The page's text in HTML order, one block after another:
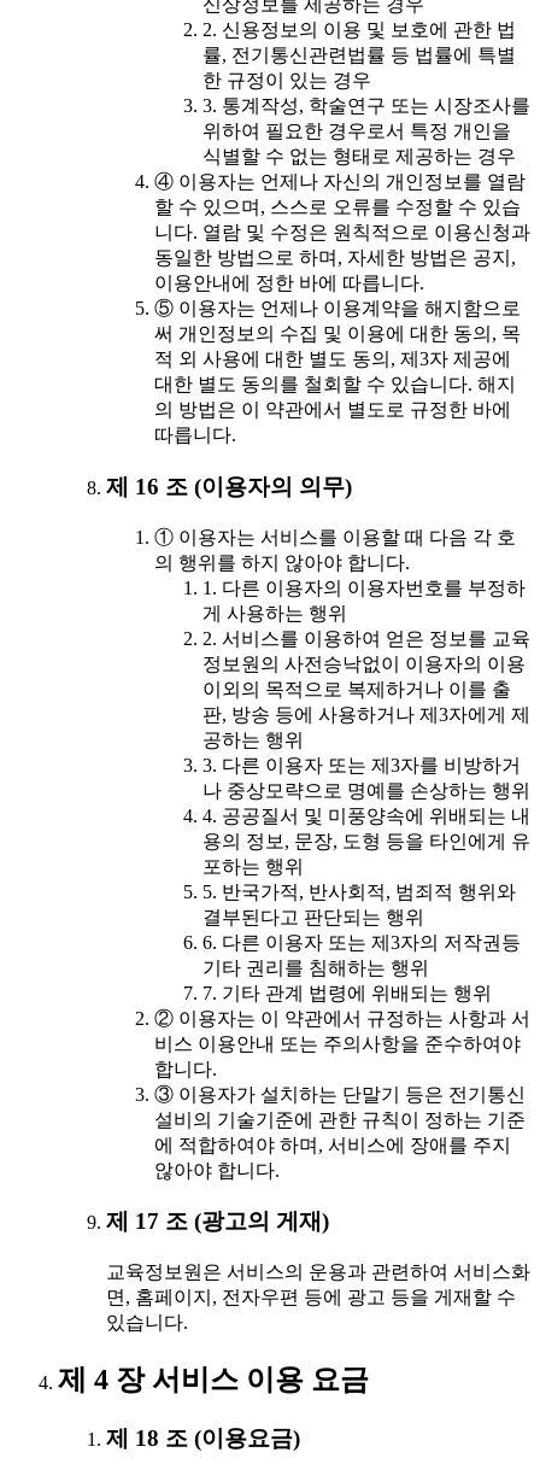
신상정보를 제공하는 경우
2. 신용정보의 이용 및 보호에 관한 법
률, 전기통신관련법률 등 법률에 특별
한 규정이 있는 경우
3. 통계작성, 학술연구 또는 시장조사를
위하여 필요한 경우로서 특정 개인을
식별할 수 없는 형태로 제공하는 경우
④ 이용자는 언제나 자신의 개인정보를 열람
할 수 있으며, 스스로 오류를 수정할 수 있습
니다. 열람 및 수정은 원칙적으로 이용신청과
동일한 방법으로 하며, 자세한 방법은 공지,
이용안내에 정한 바에 따릅니다.
⑤ 이용자는 언제나 이용계약을 해지함으로
써 개인정보의 수집 및 이용에 대한 동의, 목
적 외 사용에 대한 별도 동의, 제3자 제공에
대한 별도 동의를 철회할 수 있습니다. 해지
의 방법은 이 약관에서 별도로 규정한 바에
따릅니다.
제 16 조 (이용자의 의무)
① 이용자는 서비스를 이용할 때 다음 각 호
의 행위를 하지 않아야 합니다.
1. 다른 이용자의 이용자번호를 부정하
게 사용하는 행위
2. 서비스를 이용하여 얻은 정보를 교육
정보원의 사전승낙없이 이용자의 이용
이외의 목적으로 복제하거나 이를 출
판, 방송 등에 사용하거나 제3자에게 제
공하는 행위
3. 다른 이용자 또는 제3자를 비방하거
나 중상모략으로 명예를 손상하는 행위
4. 공공질서 및 미풍양속에 위배되는 내
용의 정보, 문장, 도형 등을 타인에게 유
포하는 행위
5. 반국가적, 반사회적, 범죄적 행위와
결부된다고 판단되는 행위
6. 다른 이용자 또는 제3자의 저작권등
기타 권리를 침해하는 행위
7. 기타 관계 법령에 위배되는 행위
② 이용자는 이 약관에서 규정하는 사항과 서
비스 이용안내 또는 주의사항을 준수하여야
합니다.
③ 이용자가 설치하는 단말기 등은 전기통신
설비의 기술기준에 관한 규칙이 정하는 기준
에 적합하여야 하며, 서비스에 장애를 주지
않아야 합니다.
제 17 조 (광고의 게재)
교육정보원은 서비스의 운용과 관련하여 서비스화
면, 홈페이지, 전자우편 등에 광고 등을 게재할 수
있습니다.
제 4 장 서비스 이용 요금
제 18 조 (이용요금)